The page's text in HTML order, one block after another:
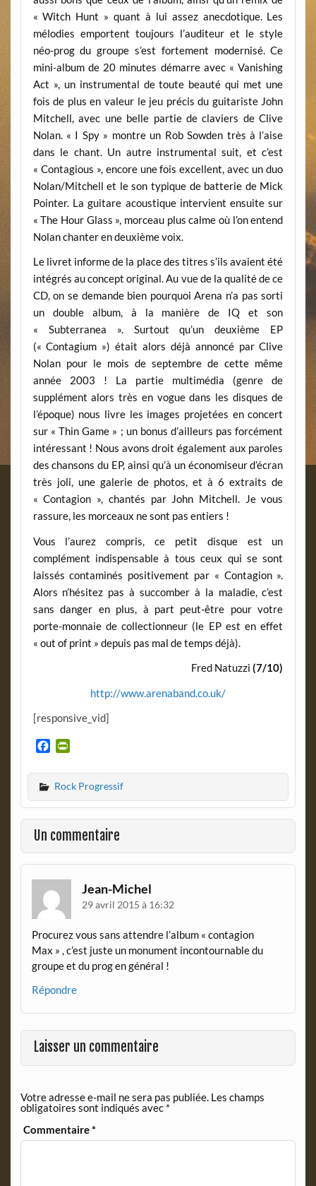
« Witch Hunt » quant à lui assez anecdotique. Les
mélodies emportent toujours l’auditeur et le style
néo-prog du groupe s’est fortement modernisé. Ce
mini-album de 20 minutes démarre avec « Vanishing
Act », un instrumental de toute beauté qui met une
fois de plus en valeur le jeu précis du guitariste John
Mitchell, avec une belle partie de claviers de Clive
Nolan. « I Spy » montre un Rob Sowden très à l’aise
dans le chant. Un autre instrumental suit, et c’est
« Contagious », encore une fois excellent, avec un duo
Nolan/Mitchell et le son typique de batterie de Mick
Pointer. La guitare acoustique intervient ensuite sur
« The Hour Glass », morceau plus calme où l’on entend
Nolan chanter en deuxième voix.
Le livret informe de la place des titres s’ils avaient été
intégrés au concept original. Au vue de la qualité de ce
CD, on se demande bien pourquoi Arena n’a pas sorti
un double album, à la manière de IQ et son
« Subterranea ». Surtout qu’un deuxième EP
(« Contagium ») était alors déjà annoncé par Clive
Nolan pour le mois de septembre de cette même
année 2003 ! La partie multimédia (genre de
supplément alors très en vogue dans les disques de
l’époque) nous livre les images projetées en concert
sur « Thin Game » ; un bonus d’ailleurs pas forcément
intéressant ! Nous avons droit également aux paroles
des chansons du EP, ainsi qu’à un économiseur d’écran
très joli, une galerie de photos, et à 6 extraits de
« Contagion », chantés par John Mitchell. Je vous
rassure, les morceaux ne sont pas entiers !
Vous l’aurez compris, ce petit disque est un
complément indispensable à tous ceux qui se sont
laissés contaminés positivement par « Contagion ».
Alors n’hésitez pas à succomber à la maladie, c’est
sans danger en plus, à part peut-être pour votre
porte-monnaie de collectionneur (le EP est en effet
« out of print » depuis pas mal de temps déjà).
Fred Natuzzi(7/10)
http://www.arenaband.co.uk/
[responsive_vid]
c
e
b
o
o
k
i
n
t
F
r
i
Rock Progressif
Un commentaire
Jean-Michel
29 avril 2015 à 16:32
Procurez vous sans attendre l’album « contagion
Max » , c’est juste un monument incontournable du
groupe et du prog en général !
Répondre
Laisser un commentaire
Votre adresse e-mail ne sera pas publiée. Les champs
obligatoires sont indiqués avec *
Commentaire*